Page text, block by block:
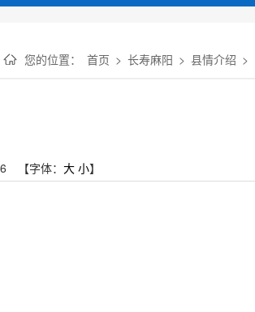
您的位置： 首页 > 长寿麻阳 > 县情介绍 >
【字体： 大 小】